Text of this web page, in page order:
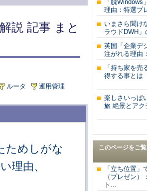
説 記事 まと
ルータ 運用管理
ためしがな
理由、
「脱Windows
理由：特選プ
いまさら聞け
ラウドDWH
英国「企業デ
注がれる理由
「持ち家を
得する事とは
楽しさいっぱ
旅 絶景とアク
このページをご
「立ち位置
（プレゼン
ト...